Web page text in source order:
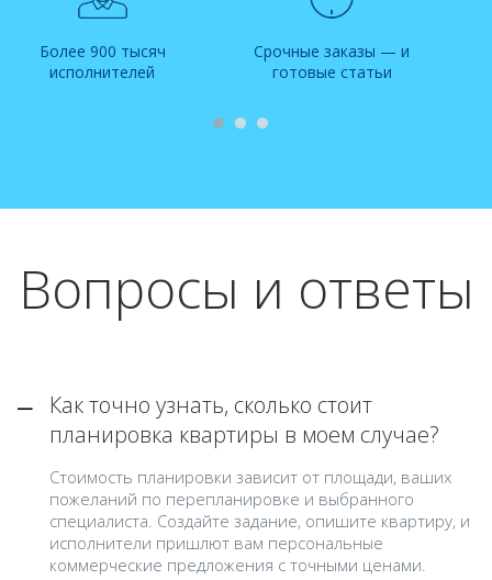
Более 900 тысяч
исполнителей
Срочные заказы — и
готовые статьи
Вопросы и ответы
Как точно узнать, сколько стоит
планировка квартиры в моем случае?
Стоимость планировки зависит от площади, ваших
пожеланий по перепланировке и выбранного
специалиста. Создайте задание, опишите квартиру, и
исполнители пришлют вам персональные
коммерческие предложения с точными ценами.